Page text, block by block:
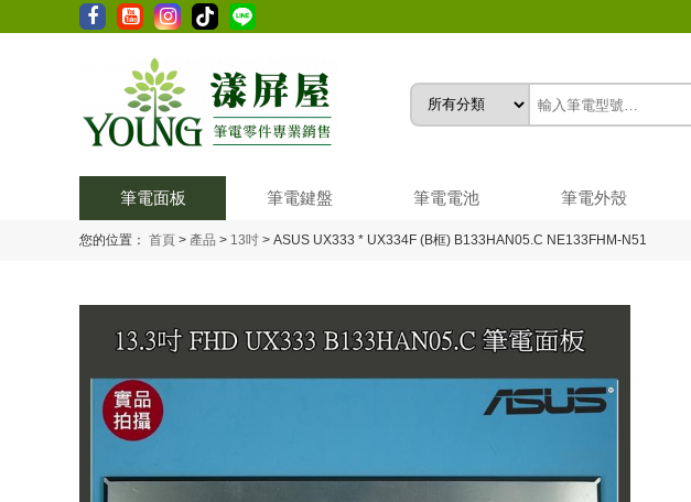
筆電面板 筆電鍵盤 筆電電池 筆電外殼
您的位置： 首頁 > 產品 > 13吋 > ASUS UX333 * UX334F (B框) B133HAN05.C NE133FHM-N51